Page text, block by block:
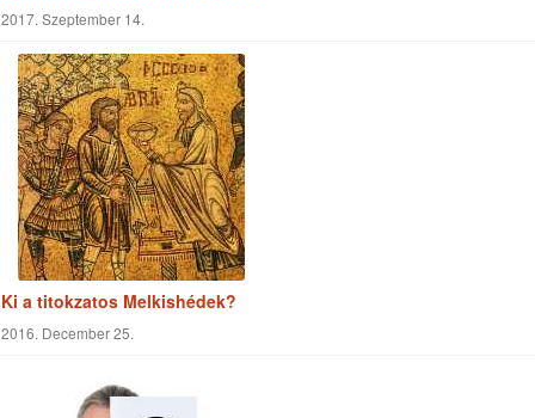
2017. Szeptember 14.
Ki a titokzatos Melkishédek?
2016. December 25.